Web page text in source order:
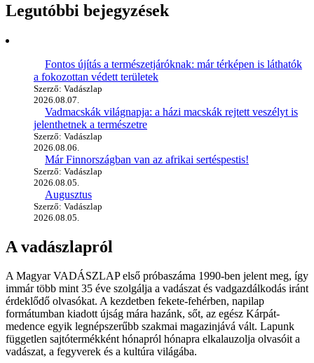
Legutóbbi bejegyzések
Fontos újítás a természetjáróknak: már térképen is láthatók
a fokozottan védett területek
Szerző: Vadászlap
2026.08.07.
Vadmacskák világnapja: a házi macskák rejtett veszélyt is
jelenthetnek a természetre
Szerző: Vadászlap
2026.08.06.
Már Finnországban van az afrikai sertéspestis!
Szerző: Vadászlap
2026.08.05.
Augusztus
Szerző: Vadászlap
2026.08.05.
A vadászlapról
A Magyar VADÁSZLAP első próbaszáma 1990-ben jelent meg, így
immár több mint 35 éve szolgálja a vadászat és vadgazdálkodás iránt
érdeklődő olvasókat. A kezdetben fekete-fehérben, napilap
formátumban kiadott újság mára hazánk, sőt, az egész Kárpát-
medence egyik legnépszerűbb szakmai magazinjává vált. Lapunk
független sajtótermékként hónapról hónapra elkalauzolja olvasóit a
vadászat, a fegyverek és a kultúra világába.